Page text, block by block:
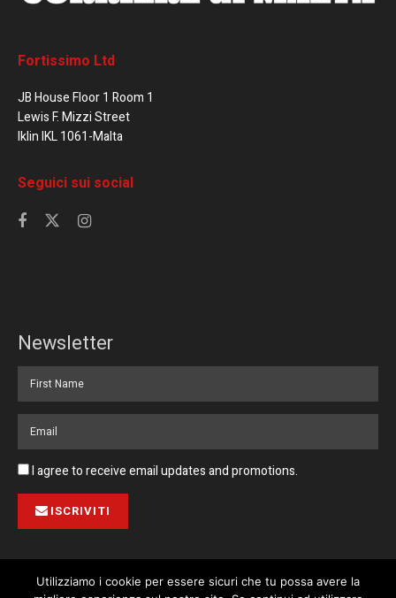
Fortissimo Ltd
JB House Floor 1 Room 1
Lewis F. Mizzi Street
Iklin IKL 1061-Malta
Seguici sui social
Newsletter
I agree to receive email updates and promotions.
ISCRIVITI
Utilizziamo i cookie per essere sicuri che tu possa avere la